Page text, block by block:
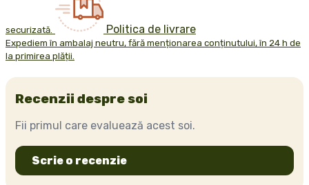
securizată. Politica de livrare
Expediem în ambalaj neutru, fără menționarea conținutului, în 24 h de
la primirea plății.
Recenzii despre soi
Fii primul care evaluează acest soi.
Scrie o recenzie